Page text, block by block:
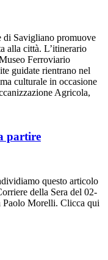
di Savigliano promuove
alla città. L’itinerario
Ferroviario
guidate rientrano nel
culturale in occasione
Agricola,
partire
questo articolo
della Sera del 02-
Paolo Morelli. Clicca qui